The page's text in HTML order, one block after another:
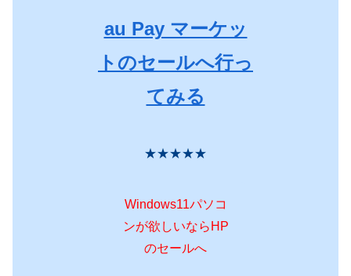
au Pay マーケッ
トのセールへ行っ
てみる
★★★★★
Windows11パソコ
ンが欲しいならHP
のセールへ